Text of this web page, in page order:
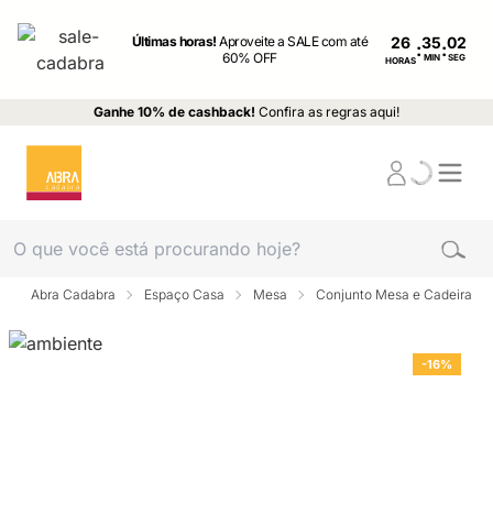
Últimas horas!Aproveite a SALE com até
60% OFF
26
HORAS: MIN : SEG
Ganhe 10% de cashback! Confira as regras aqui!
Abra Cadabra Espaço Casa Mesa Conjunto Mesa e Cadeira
-16%